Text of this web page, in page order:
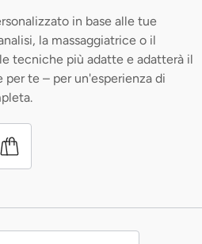
in base alle tue
la massaggiatrice o il
tecniche più adatte e adatterà il
te – per un'esperienza di